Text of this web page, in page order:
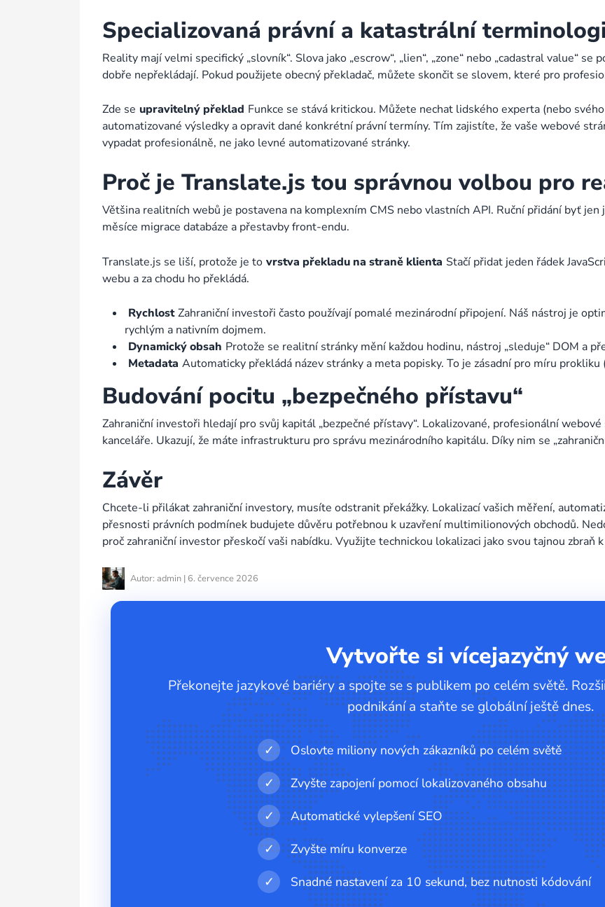
Specializovaná právní a katastrální
Reality mají velmi specifický „slovník“. Slova jako „escrow“, „lien“, „zone“ nebo „cadastral value“
dobře nepřekládají. Pokud použijete obecný překladač, můžete skončit se slovem, které pro
Zde se upravitelný překlad Funkce se stává kritickou. Můžete nechat lidského experta (nebo
automatizované výsledky a opravit dané konkrétní právní termíny. Tím zajistíte, že vaše webové
vypadat profesionálně, ne jako levné automatizované stránky.
Proč je Translate.js tou správnou volbou pro
Většina realitních webů je postavena na komplexním CMS nebo vlastních API. Ruční přidání byť jen
měsíce migrace databáze a přestavby front-endu.
Translate.js se liší, protože je to vrstva překladu na straně klienta Stačí přidat jeden řádek
webu a za chodu ho překládá.
Rychlost Zahraniční investoři často používají pomalé mezinárodní připojení. Náš nástroj je
rychlým a nativním dojmem.
Dynamický obsah Protože se realitní stránky mění každou hodinu, nástroj „sleduje“ DOM a
Metadata Automaticky překládá název stránky a meta popisky. To je zásadní pro míru
Budování pocitu „bezpečného přístavu“
Zahraniční investoři hledají pro svůj kapitál „bezpečné přístavy“. Lokalizované, profesionální
kanceláře. Ukazují, že máte infrastrukturu pro správu mezinárodního kapitálu. Díky nim se
Závěr
Chcete-li přilákat zahraniční investory, musíte odstranit překážky. Lokalizací vašich měření,
přesnosti právních podmínek budujete důvěru potřebnou k uzavření multimilionových obchodů.
proč zahraniční investor přeskočí vaši nabídku. Využijte technickou lokalizaci jako svou tajnou
Autor: admin | 6. července 2026
Vytvořte si vícejazyčný
Překonejte jazykové bariéry a spojte se s publikem po celém světě.
podnikání a staňte se globální ještě dnes.
✓
Oslovte miliony nových zákazníků po celém světě
✓
Zvyšte zapojení pomocí lokalizovaného obsahu
✓
Automatické vylepšení SEO
✓
Zvyšte míru konverze
✓
Snadné nastavení za 10 sekund, bez nutnosti kódování